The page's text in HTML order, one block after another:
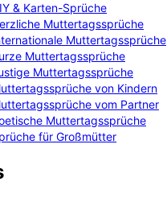
& Karten-Sprüche
Muttertagssprüche
Muttertagssprüche
Muttertagssprüche
Muttertagssprüche
von Kindern
vom Partner
Muttertagssprüche
für Großmütter